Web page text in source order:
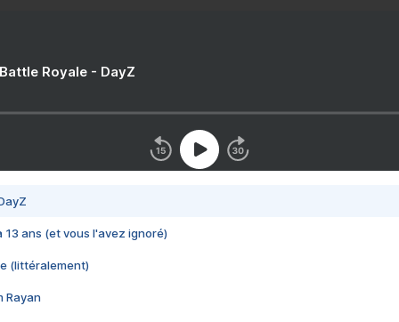
Royale - DayZ
13 ans (et vous l'avez ignoré)
(littéralement)
Rayan